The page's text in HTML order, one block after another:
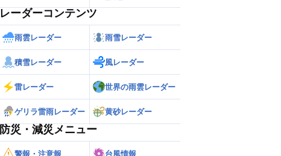
レーダーコンテンツ
雨雲レーダー 雨雪レーダー
積雪レーダー 風レーダー
雷レーダー 世界の雨雲レーダー
ゲリラ雷雨レーダー 黄砂レーダー
防災・減災メニュー
警報・注意報 台風情報